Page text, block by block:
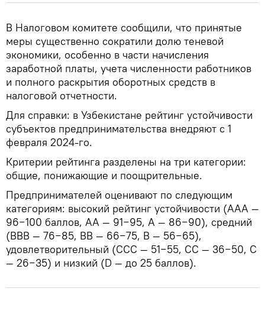
В Налоговом комитете сообщили, что принятые
меры существенно сократили долю теневой
экономики, особенно в части начисления
заработной платы, учета численности работников
и полного раскрытия оборотных средств в
налоговой отчетности.
Для справки: в Узбекистане рейтинг устойчивости
субъектов предпринимательства внедряют с 1
февраля 2024-го.
Критерии рейтинга разделены на три категории:
общие, понижающие и поощрительные.
Предпринимателей оценивают по следующим
категориям: высокий рейтинг устойчивости (AAA —
96−100 баллов, AA — 91−95, A — 86−90), средний
(BBB — 76−85, BB — 66−75, B — 56−65),
удовлетворительный (CCC — 51−55, CC — 36−50, C
— 26−35) и низкий (D — до 25 баллов).